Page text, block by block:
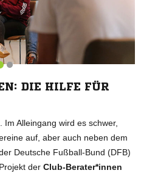
DIE HILFE FÜR
Alleingang wird es schwer,
auf, aber auch neben dem
Deutsche Fußball-Bund (DFB)
der Club-Berater*innen